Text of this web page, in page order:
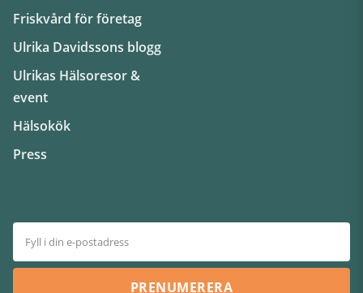
Friskvård för företag
Ulrika Davidssons blogg
Ulrikas Hälsoresor &
event
Hälsokök
Press
PRENUMERERA